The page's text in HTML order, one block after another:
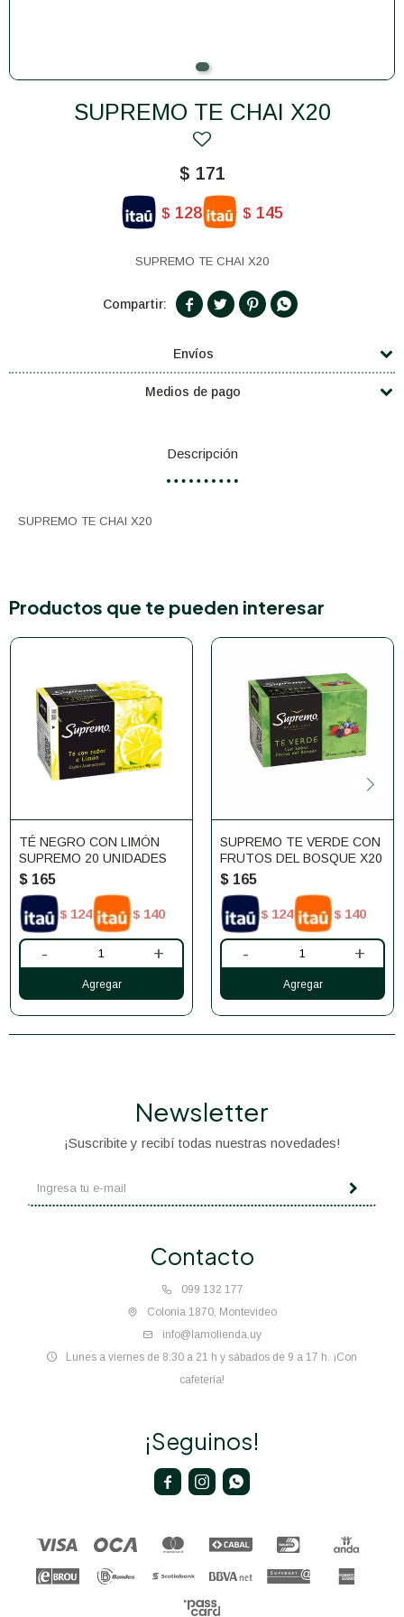
SUPREMO TE CHAI X20
$ 171
$ 128 $ 145
SUPREMO TE CHAI X20
   
Envíos
Medios de pago
Descripción
SUPREMO TE CHAI X20
Productos que te pueden interesar
TÉ NEGRO CON LIMÓN
SUPREMO 20 UNIDADES
$ 165
$ 124 $ 140
- +
SUPREMO TE VERDE CON
FRUTOS DEL BOSQUE X20
$ 165
$ 124 $ 140
- +
Contacto
099 132 177
Colonia 1870, Montevideo
info@lamolienda.uy
Lunes a viernes de 8:30 a 21 h y sábados de 9 a 17 h. ¡Con
cafetería!
Newsletter
¡Suscribite y recibí todas nuestras novedades!
¡Seguinos!
  